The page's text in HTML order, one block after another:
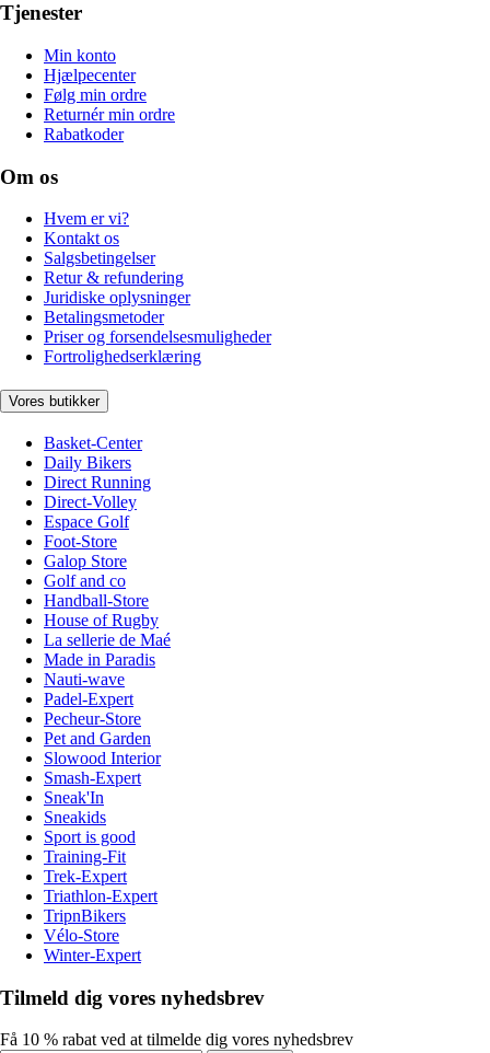
Tjenester
Min konto
Hjælpecenter
Følg min ordre
Returnér min ordre
Rabatkoder
Om os
Hvem er vi?
Kontakt os
Salgsbetingelser
Retur & refundering
Juridiske oplysninger
Betalingsmetoder
Priser og forsendelsesmuligheder
Fortrolighedserklæring
Vores butikker
Basket-Center
Daily Bikers
Direct Running
Direct-Volley
Espace Golf
Foot-Store
Galop Store
Golf and co
Handball-Store
House of Rugby
La sellerie de Maé
Made in Paradis
Nauti-wave
Padel-Expert
Pecheur-Store
Pet and Garden
Slowood Interior
Smash-Expert
Sneak'In
Sneakids
Sport is good
Training-Fit
Trek-Expert
Triathlon-Expert
TripnBikers
Vélo-Store
Winter-Expert
Tilmeld dig vores nyhedsbrev
Få 10 % rabat ved at tilmelde dig vores nyhedsbrev